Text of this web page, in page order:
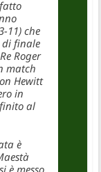
11) che
finale
Roger
match
Hewitt
in
al
è
è messo